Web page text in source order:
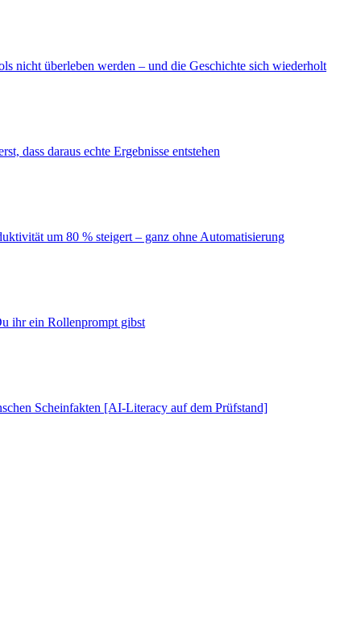
nicht überleben werden – und die Geschichte sich wiederholt
dass daraus echte Ergebnisse entstehen
um 80 % steigert – ganz ohne Automatisierung
ihr ein Rollenprompt gibst
Scheinfakten [AI-Literacy auf dem Prüfstand]